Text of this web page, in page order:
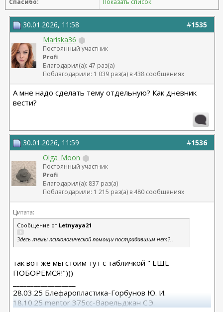
Спасибо: Показать список
#1535
30.01.2026, 11:58
Mariska36
Постоянный участник
Profi
Благодарил(а): 47 раз(а)
Поблагодарили: 1 039 раз(а) в 438 сообщениях
А мне надо сделать тему отдельную? Как дневник
вести?
#1536
30.01.2026, 11:59
Olga_Moon
Постоянный участник
Profi
Благодарил(а): 837 раз(а)
Поблагодарили: 1 215 раз(а) в 480 сообщениях
Цитата:
Сообщение от Letnyaya21
Здесь темы психологической помощи пострадавшим нет?..
так вот же мы стоим тут с табличкой " ЕЩЕ
ПОБОРЕМСЯ!")))
28.03.25 Блефаропластика-Горбунов Ю. И.
18.10.25 mentor 375cc-Варельджан С.Э.